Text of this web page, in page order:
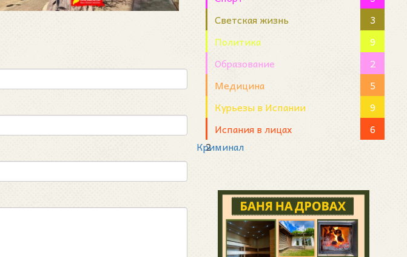
Светская жизнь
3
Политика
9
Образование
2
Медицина
5
Курьезы в Испании
9
Испания в лицах
6
Криминал
2